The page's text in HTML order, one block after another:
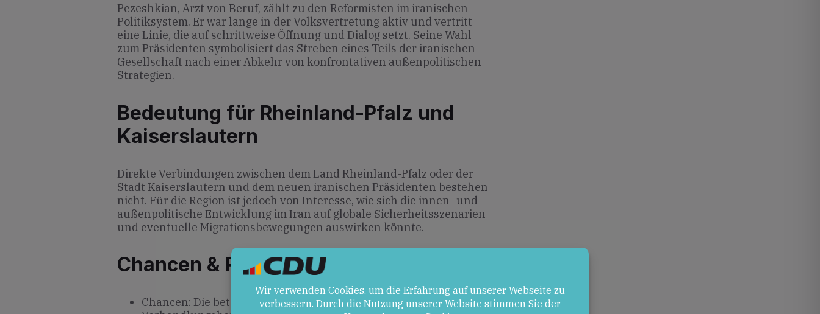
Pezeshkian, Arzt von Beruf, zählt zu den Reformisten im iranischen
Politiksystem. Er war lange in der Volksvertretung aktiv und vertritt
eine Linie, die auf schrittweise Öffnung und Dialog setzt. Seine Wahl
zum Präsidenten symbolisiert das Streben eines Teils der iranischen
Gesellschaft nach einer Abkehr von konfrontativen außenpolitischen
Strategien.
Bedeutung für Rheinland-Pfalz und
Kaiserslautern
Direkte Verbindungen zwischen dem Land Rheinland-Pfalz oder der
Stadt Kaiserslautern und dem neuen iranischen Präsidenten bestehen
nicht. Für die Region ist jedoch von Interesse, wie sich die innen- und
außenpolitische Entwicklung im Iran auf globale Sicherheitsszenarien
und eventuelle Migrationsbewegungen auswirken könnte.
Chancen & Risiken
Chancen: Die betonte Friedensorientierung und